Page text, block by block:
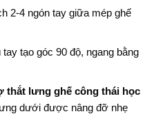
2-4 ngón tay giữa mép ghế
tạo góc 90 độ, ngang bằng
thắt lưng ghế công thái học
dưới được nâng đỡ nhẹ